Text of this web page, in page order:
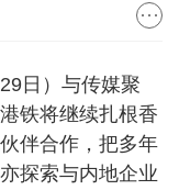
日）与传媒聚
铁将继续扎根香
伴合作，把多年
探索与内地企业